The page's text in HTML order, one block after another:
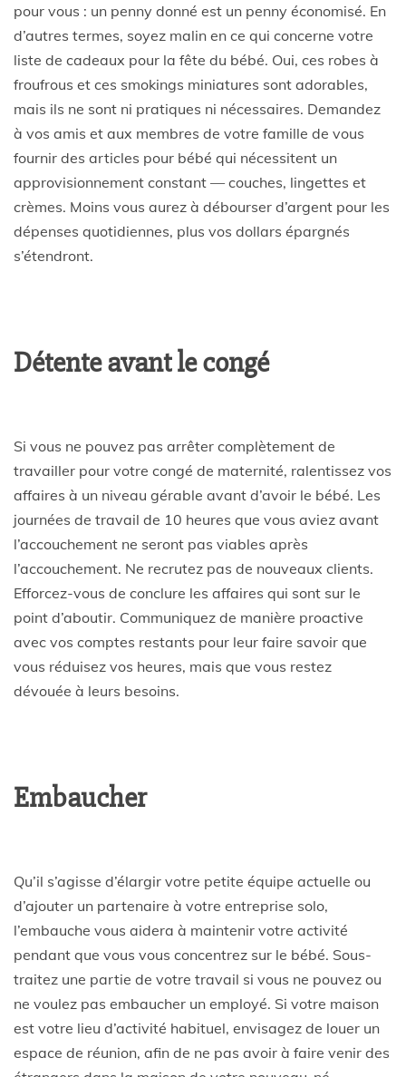
pour vous : un penny donné est un penny économisé. En
d’autres termes, soyez malin en ce qui concerne votre
liste de cadeaux pour la fête du bébé. Oui, ces robes à
froufrous et ces smokings miniatures sont adorables,
mais ils ne sont ni pratiques ni nécessaires. Demandez
à vos amis et aux membres de votre famille de vous
fournir des articles pour bébé qui nécessitent un
approvisionnement constant — couches, lingettes et
crèmes. Moins vous aurez à débourser d’argent pour les
dépenses quotidiennes, plus vos dollars épargnés
s’étendront.
Détente avant le congé
Si vous ne pouvez pas arrêter complètement de
travailler pour votre congé de maternité, ralentissez vos
affaires à un niveau gérable avant d’avoir le bébé. Les
journées de travail de 10 heures que vous aviez avant
l’accouchement ne seront pas viables après
l’accouchement. Ne recrutez pas de nouveaux clients.
Efforcez-vous de conclure les affaires qui sont sur le
point d’aboutir. Communiquez de manière proactive
avec vos comptes restants pour leur faire savoir que
vous réduisez vos heures, mais que vous restez
dévouée à leurs besoins.
Embaucher
Qu’il s’agisse d’élargir votre petite équipe actuelle ou
d’ajouter un partenaire à votre entreprise solo,
l’embauche vous aidera à maintenir votre activité
pendant que vous vous concentrez sur le bébé. Sous-
traitez une partie de votre travail si vous ne pouvez ou
ne voulez pas embaucher un employé. Si votre maison
est votre lieu d’activité habituel, envisagez de louer un
espace de réunion, afin de ne pas avoir à faire venir des